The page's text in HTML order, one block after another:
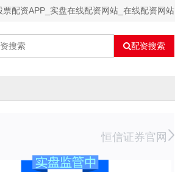
票配资APP_实盘在线配资网站_在线配资网站
配资搜索
恒信证券官网